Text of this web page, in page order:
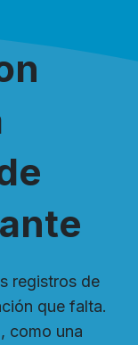
registros de
que falta.
como una